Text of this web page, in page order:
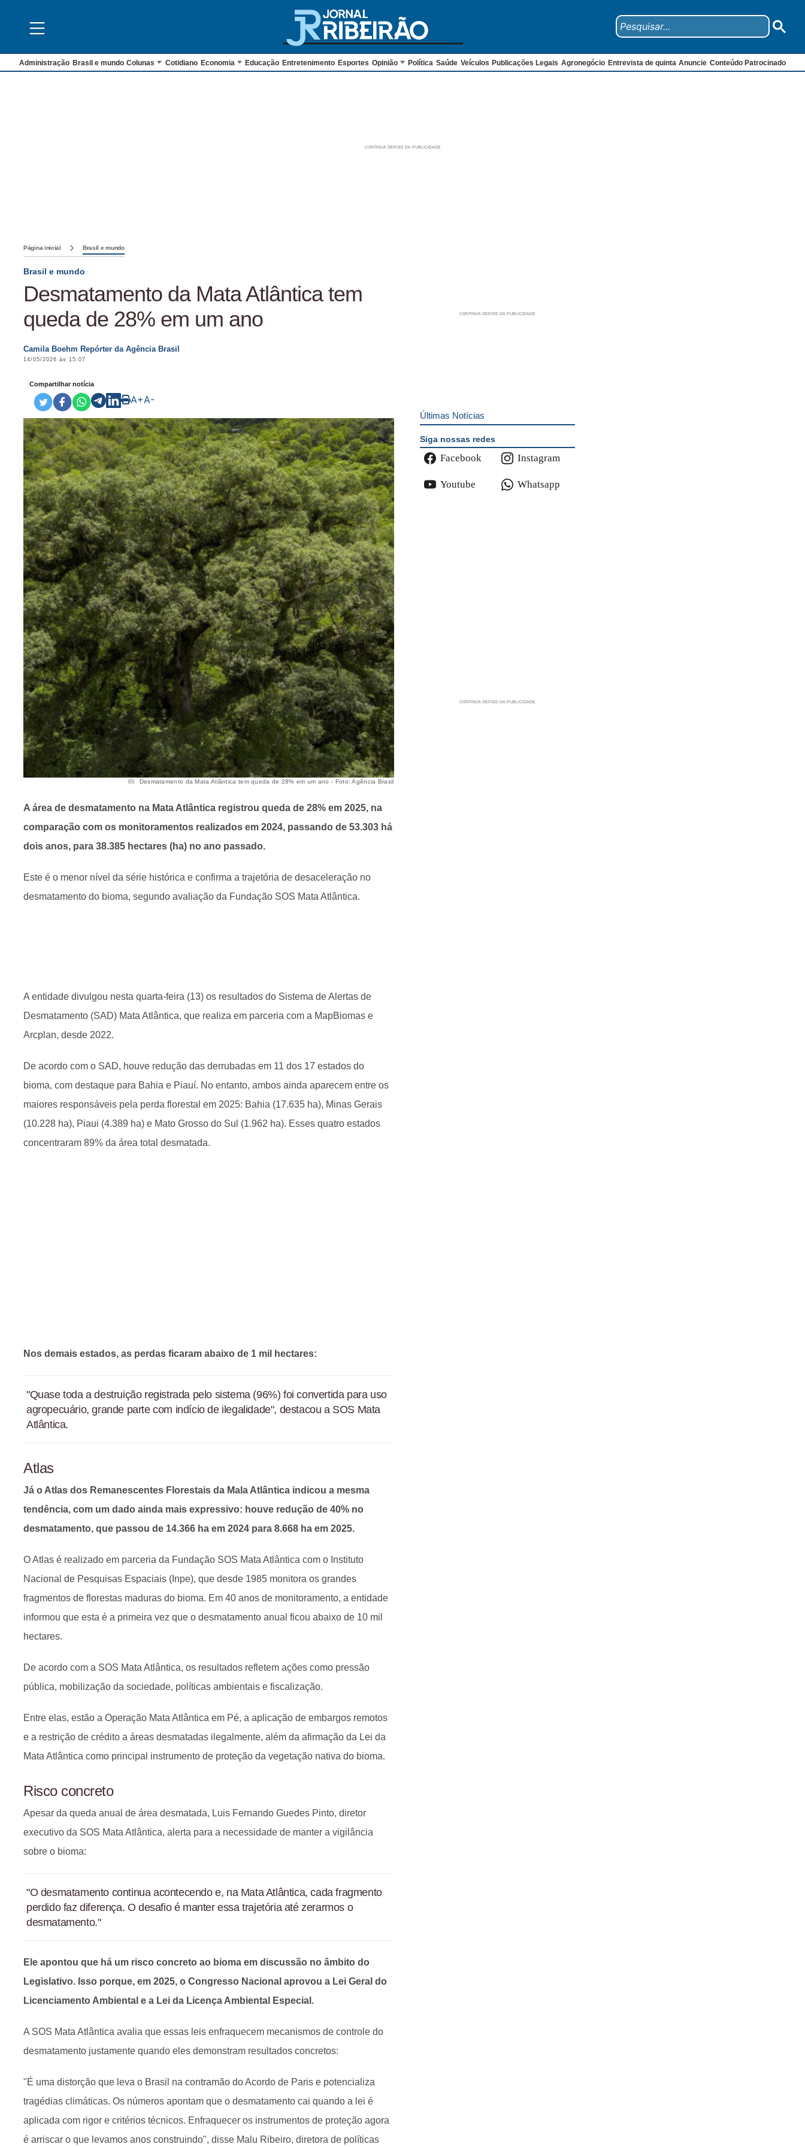
Administração Brasil e mundo Colunas Cotidiano Economia Educação Entretenimento Esportes Opinião Política Saúde Veículos Publicações Legais Agronegócio Entrevista de quinta Anuncie Conteúdo Patrocinado
Página inicial Brasil e mundo
Brasil e mundo
Desmatamento da Mata Atlântica tem
queda de 28% em um ano
Camila Boehm Repórter da Agência Brasil
14/05/2026 às 15:07
Compartilhar notícia
A+A-
Desmatamento da Mata Atlântica tem queda de 28% em um ano - Foto: Agência Brasil
A área de desmatamento na Mata Atlântica registrou queda de 28% em 2025, na
comparação com os monitoramentos realizados em 2024, passando de 53.303 há
dois anos, para 38.385 hectares (ha) no ano passado.
Este é o menor nível da série histórica e confirma a trajetória de desaceleração no
desmatamento do bioma, segundo avaliação da Fundação SOS Mata Atlântica.
A entidade divulgou nesta quarta-feira (13) os resultados do Sistema de Alertas de
Desmatamento (SAD) Mata Atlântica, que realiza em parceria com a MapBiomas e
Arcplan, desde 2022.
De acordo com o SAD, houve redução das derrubadas em 11 dos 17 estados do
bioma, com destaque para Bahia e Piauí. No entanto, ambos ainda aparecem entre os
maiores responsáveis pela perda florestal em 2025: Bahia (17.635 ha), Minas Gerais
(10.228 ha), Piaui (4.389 ha) e Mato Grosso do Sul (1.962 ha). Esses quatro estados
concentraram 89% da área total desmatada.
Nos demais estados, as perdas ficaram abaixo de 1 mil hectares:
"Quase toda a destruição registrada pelo sistema (96%) foi convertida para uso
agropecuário, grande parte com indício de ilegalidade", destacou a SOS Mata
Atlântica.
Atlas
Já o Atlas dos Remanescentes Florestais da Mala Atlântica indicou a mesma
tendência, com um dado ainda mais expressivo: houve redução de 40% no
desmatamento, que passou de 14.366 ha em 2024 para 8.668 ha em 2025.
O Atlas é realizado em parceria da Fundação SOS Mata Atlântica com o Instituto
Nacional de Pesquisas Espaciais (Inpe), que desde 1985 monitora os grandes
fragmentos de florestas maduras do bioma. Em 40 anos de monitoramento, a entidade
informou que esta é a primeira vez que o desmatamento anual ficou abaixo de 10 mil
hectares.
De acordo com a SOS Mata Atlântica, os resultados refletem ações como pressão
pública, mobilização da sociedade, políticas ambientais e fiscalização.
Entre elas, estão a Operação Mata Atlântica em Pé, a aplicação de embargos remotos
e a restrição de crédito a áreas desmatadas ilegalmente, além da afirmação da Lei da
Mata Atlântica como principal instrumento de proteção da vegetação nativa do bioma.
Risco concreto
Apesar da queda anual de área desmatada, Luis Fernando Guedes Pinto, diretor
executivo da SOS Mata Atlântica, alerta para a necessidade de manter a vigilância
sobre o bioma:
"O desmatamento continua acontecendo e, na Mata Atlântica, cada fragmento
perdido faz diferença. O desafio é manter essa trajetória até zerarmos o
desmatamento."
Ele apontou que há um risco concreto ao bioma em discussão no âmbito do
Legislativo. Isso porque, em 2025, o Congresso Nacional aprovou a Lei Geral do
Licenciamento Ambiental e a Lei da Licença Ambiental Especial.
A SOS Mata Atlântica avalia que essas leis enfraquecem mecanismos de controle do
desmatamento justamente quando eles demonstram resultados concretos:
"É uma distorção que leva o Brasil na contramão do Acordo de Paris e potencializa
tragédias climáticas. Os números apontam que o desmatamento cai quando a lei é
aplicada com rigor e critérios técnicos. Enfraquecer os instrumentos de proteção agora
é arriscar o que levamos anos construindo", disse Malu Ribeiro, diretora de políticas
Últimas Notícias
Siga nossas redes
Facebook Instagram
Youtube Whatsapp